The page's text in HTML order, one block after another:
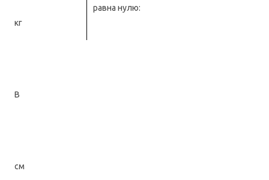
кг
В
см
равна нулю: